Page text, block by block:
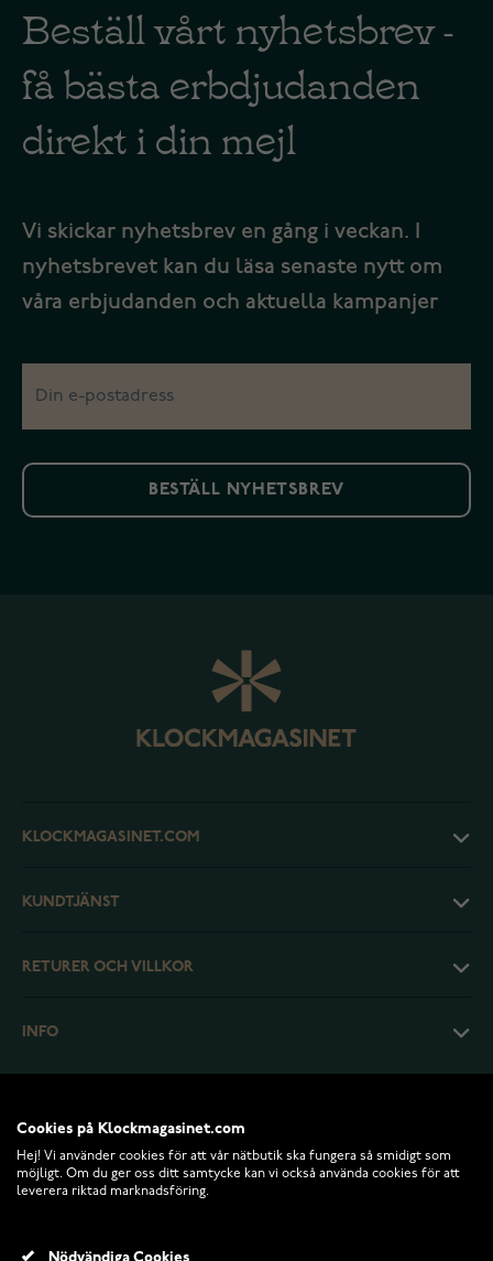
Beställ vårt nyhetsbrev -
få bästa erbdjudanden
direkt i din mejl
Vi skickar nyhetsbrev en gång i veckan. I
nyhetsbrevet kan du läsa senaste nytt om
våra erbjudanden och aktuella kampanjer
BESTÄLL NYHETSBREV
KLOCKMAGASINET.COM
KUNDTJÄNST
RETURER OCH VILLKOR
INFO
Cookies på Klockmagasinet.com
Hej! Vi använder cookies för att vår nätbutik ska fungera så smidigt som
möjligt. Om du ger oss ditt samtycke kan vi också använda cookies för att
leverera riktad marknadsföring.